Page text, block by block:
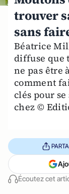
trouver
sans
Béatrice
diffuse que
ne pas être
comment
clés pour
chez ©
Écoutez cet